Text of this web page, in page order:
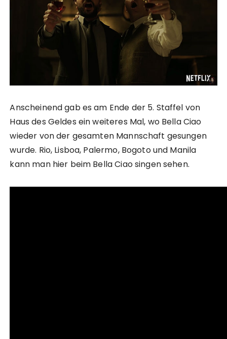
Anscheinend gab es am Ende der 5. Staffel von
Haus des Geldes ein weiteres Mal, wo Bella Ciao
wieder von der gesamten Mannschaft gesungen
wurde. Rio, Lisboa, Palermo, Bogoto und Manila
kann man hier beim Bella Ciao singen sehen.